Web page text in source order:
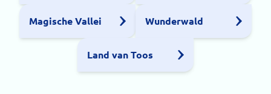
Magische Vallei Wunderwald
Land van Toos